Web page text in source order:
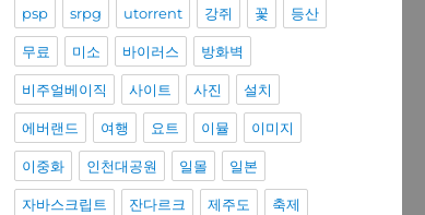
psp srpg utorrent 강쥐 꽃 등산
무료 미소 바이러스 방화벽
비주얼베이직 사이트 사진 설치
에버랜드 여행 요트 이뮬 이미지
이중화 인천대공원 일몰 일본
자바스크립트 잔다르크 제주도 축제